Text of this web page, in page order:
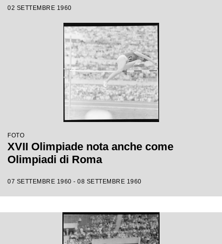
02 SETTEMBRE 1960
FOTO
XVII Olimpiade nota anche come
Olimpiadi di Roma
07 SETTEMBRE 1960 - 08 SETTEMBRE 1960